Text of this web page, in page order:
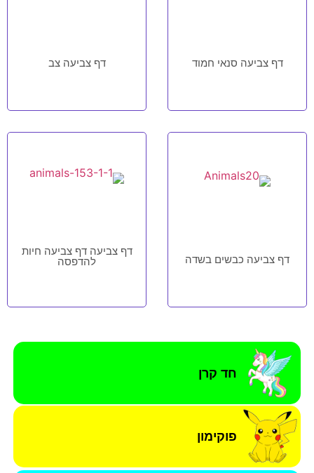
חד קרן
פוקימון
דף צביעה סנאי חמוד דף צביעה צב
דף צביעה כבשים בשדה
דף צביעה דף צביעה חיות
להדפסה